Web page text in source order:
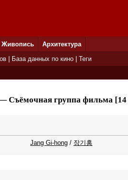
Живопись Архитектура
База данных по кино
Теги
Съёмочная группа фильма [14
Jang Gi-hong / 장기홍